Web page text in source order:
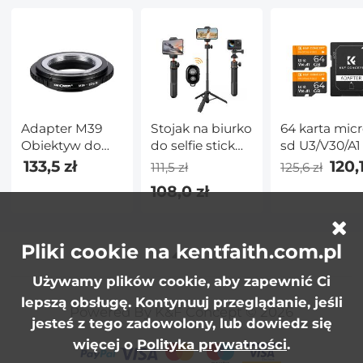
całej ramie * 4)
szumów,
słuchawki
douszne 3,5
przełącznika
Komputer
Laptop
Adapter M39
Obiektyw do
Canon EOS R
Aparat
133,5 zł
Stojak na biurko
do selfie stick
23,6''/60 cm 3 w
1 z głowicą
kulową +
komórkowy +
adapter GoPro
+ pilot
Bluetooth MS11
111,5 zł
108,0 zł
64 karta
sd U3/V30/A1
zestawem
adapterów 2
karty
nadzoru
domowego,
kamer
myśliwskich i
kamer na
rozdzielczą
125,6 zł
Powered By K&F Concept © 2026
Pliki cookie na kentfaith.com.pl
Używamy plików cookie, aby zapewnić Ci
lepszą obsługę. Kontynuuj przeglądanie, jeśli
jesteś z tego zadowolony, lub dowiedz się
więcej oPolityka prywatności.